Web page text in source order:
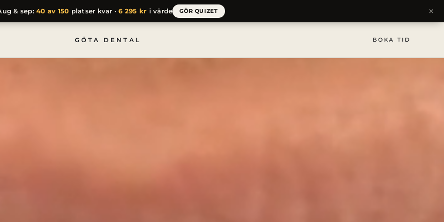
GÖTA DENTAL BOKA TID
& sep:40 av 150 platser kvar ·6 295 kr i värde GÖR QUIZET ×